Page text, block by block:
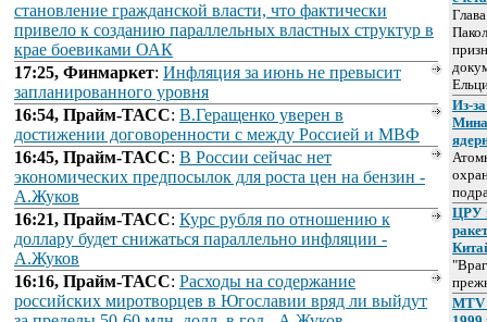
становление гражданской власти, что фактически
привело к созданию параллельных властных структур в
крае боевиками ОАК
17:25, Финмаркет: Инфляция за июнь не превысит
запланированного уровня
16:54, Прайм-ТАСС: В.Геращенко уверен в
достижении договоренности с между Россией и МВФ
16:45, Прайм-ТАСС: В России сейчас нет
экономических предпосылок для роста цен на бензин -
А.Жуков
16:21, Прайм-ТАСС: Курс рубля по отношению к
доллару будет снижаться параллельно инфляции -
А.Жуков
16:16, Прайм-ТАСС: Расходы на содержание
российских миротворцев в Югославии вряд ли выйдут
Из-
ЦРУ
MTV